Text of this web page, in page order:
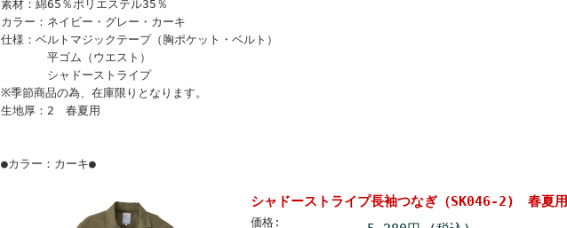
素材：綿65％ポリエステル35％
カラー：ネイビー・グレー・カーキ
仕様：ベルトマジックテープ（胸ポケット・ベルト）
平ゴム（ウエスト）
シャドーストライプ
※季節商品の為、在庫限りとなります。
生地厚：2 春夏用
●カラー：カーキ●
シャドーストライプ長袖つなぎ（SK046-2) 春夏用
価格: